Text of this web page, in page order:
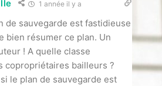
1 année il y a
de sauvegarde est fastidieuse
bien résumer ce plan. Un
! A quelle classe
copropriétaires bailleurs ?
le plan de sauvegarde est